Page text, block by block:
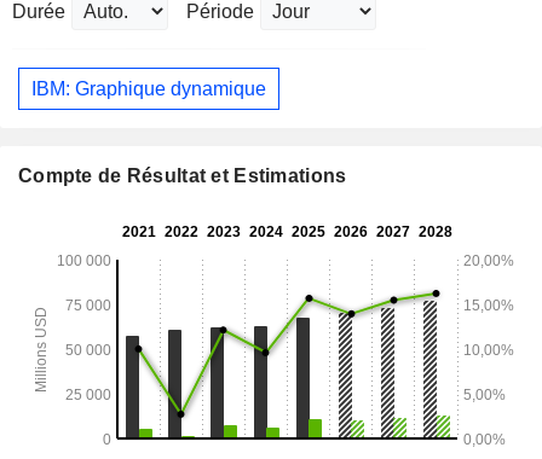
Durée Période
IBM: Graphique dynamique
Compte de Résultat et Estimations